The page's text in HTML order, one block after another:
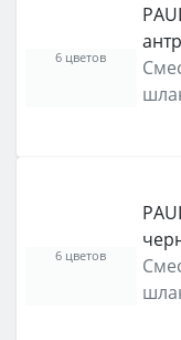
6 цветов
6 цветов